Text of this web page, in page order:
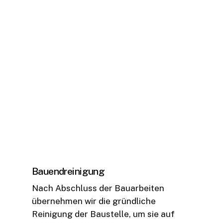
Bauendreinigung
Nach Abschluss der Bauarbeiten
übernehmen wir die gründliche
Reinigung der Baustelle, um sie auf